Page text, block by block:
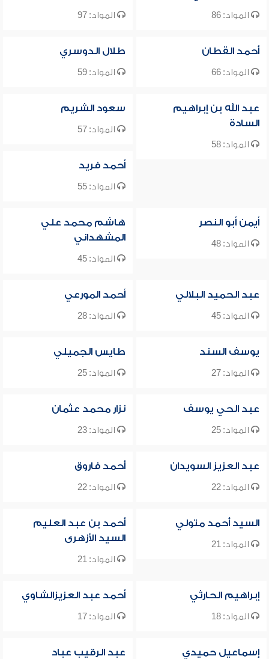
المواد: 86 المواد: 97
أحمد القطان
المواد: 66
طلال الدوسري
المواد: 59
عبد الله بن إبراهيم
السادة
المواد: 58
سعود الشريم
المواد: 57
أحمد فريد
المواد: 55
أيمن أبو النصر
المواد: 48
هاشم محمد علي
المشهداني
المواد: 45
عبد الحميد البلالي
المواد: 45
أحمد المورعي
المواد: 28
يوسف السند
المواد: 27
طايس الجميلي
المواد: 25
عبد الحي يوسف
المواد: 25
نزار محمد عثمان
المواد: 23
عبد العزيز السويدان
المواد: 22
أحمد فاروق
المواد: 22
السيد أحمد متولي
المواد: 21
أحمد بن عبد العليم
السيد الأزهرى
المواد: 21
إبراهيم الحارثي
المواد: 18
أحمد عبد العزيزالشاوي
المواد: 17
إسماعيل حميدي عبد الرقيب عباد